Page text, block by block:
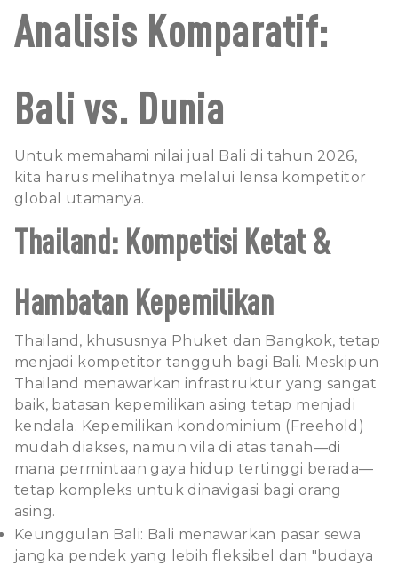
Analisis Komparatif:
Bali vs. Dunia
Untuk memahami nilai jual Bali di tahun 2026,
kita harus melihatnya melalui lensa kompetitor
global utamanya.
Thailand: Kompetisi Ketat &
Hambatan Kepemilikan
Thailand, khususnya Phuket dan Bangkok, tetap
menjadi kompetitor tangguh bagi Bali. Meskipun
Thailand menawarkan infrastruktur yang sangat
baik, batasan kepemilikan asing tetap menjadi
kendala. Kepemilikan kondominium (Freehold)
mudah diakses, namun vila di atas tanah—di
mana permintaan gaya hidup tertinggi berada—
tetap kompleks untuk dinavigasi bagi orang
asing.
Keunggulan Bali: Bali menawarkan pasar sewa
jangka pendek yang lebih fleksibel dan "budaya